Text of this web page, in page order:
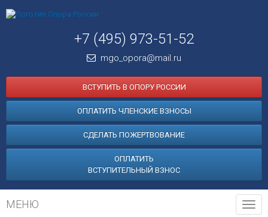
+7 (495) 973-51-52
mgo_opora@mail.ru
ВСТУПИТЬ В ОПОРУ РОССИИ
ОПЛАТИТЬ ЧЛЕНСКИЕ ВЗНОСЫ
СДЕЛАТЬ ПОЖЕРТВОВАНИЕ
ОПЛАТИТЬ
ВСТУПИТЕЛЬНЫЙ ВЗНОС
МЕНЮ